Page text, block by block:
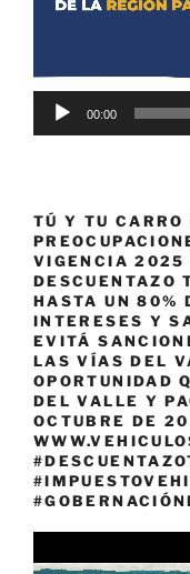
00:00
TÚ Y TU CARRO
VIGENCIA 2025
DESCUENTAZO
HASTA UN 80%
INTERESES Y
EVITÁ
LAS VÍAS DEL
OPORTUNIDAD
DEL VALLE Y
OCTUBRE DE